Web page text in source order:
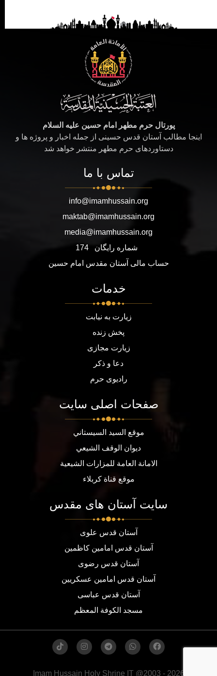
پورتال حرم مطهر امام حسین علیه السلام
اینجا مطالب آستان قدس حسینی از جمله اخبار و پروژه ها و
دستاوردهای حرم مطهر منتشر خواهد شد
تماس با ما
info@imamhussain.org
maktab@imamhussain.org
media@imamhussain.org
شماره رایگان
174
حساب مالی آستان مقدس امام حسین
خدمات
زیارت به نیابت
پخش زنده
زیارت مجازی
دعا و ذکر
رادیوی حرم
صفحات اصلی سایت
موقع السيد السيستاني
ديوان الوقف الشيعي
الامانة العامة للمزارات الشيعية
موقع قناة كربلاء
سایت آستان های مقدس
آستان قدس علوی
آستان قدس امامین کاظمین
آستان قدس رضوی
آستان قدس امامین عسکریین
آستان قدس عباسی
مسجد الكوفة المعظم
Imam Hussain Holy Shrine IT @2003 - 2026